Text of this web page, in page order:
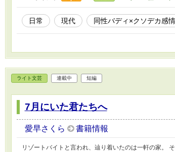
日常 現代 同性バディ×クソデカ感情
ライト文芸 連載中 短編
7月にいた君たちへ
愛早さくら 書籍情報
リゾートバイトと言われ、辿り着いたのは一軒の家